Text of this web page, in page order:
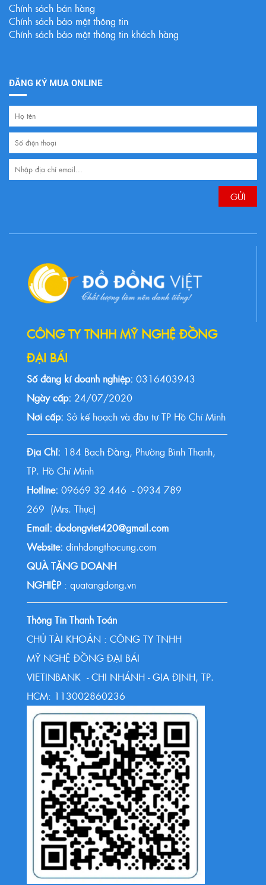
Chính sách bán hàng
Chính sách bảo mật thông tin
Chính sách bảo mật thông tin khách hàng
ĐĂNG KÝ MUA ONLINE
CÔNG TY TNHH MỸ NGHỆ ĐỒNG
ĐẠI BÁI
Số đăng kí doanh nghiệp: 0316403943
Ngày cấp: 24/07/2020
Nơi cấp: Sở kế hoạch và đầu tư TP Hồ Chí Minh
Địa Chỉ: 184 Bạch Đằng, Phường Bình Thạnh,
TP. Hồ Chí Minh
Hotline: 09669 32 446 - 0934 789
269 (Mrs. Thực)
Email: dodongviet420@gmail.com
Website: dinhdongthocung.com
QUÀ TẶNG DOANH
NGHIỆP : quatangdong.vn
Thông Tin Thanh Toán
CHỦ TÀI KHOẢN : CÔNG TY TNHH
MỸ NGHỆ ĐỒNG ĐẠI BÁI
VIETINBANK - CHI NHÁNH - GIA ĐỊNH, TP.
HCM: 113002860236